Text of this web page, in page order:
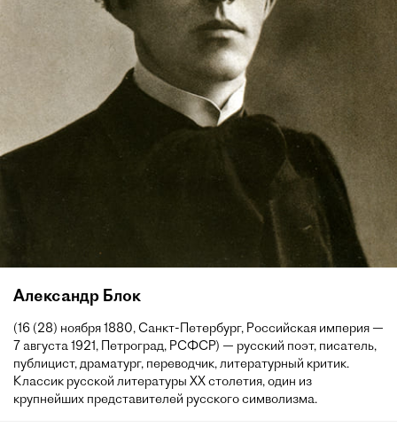
Александр Блок
(16 (28) ноября 1880, Санкт-Петербург, Российская империя —
7 августа 1921, Петроград, РСФСР) — русский поэт, писатель,
публицист, драматург, переводчик, литературный критик.
Классик русской литературы XX столетия, один из
крупнейших представителей русского символизма.